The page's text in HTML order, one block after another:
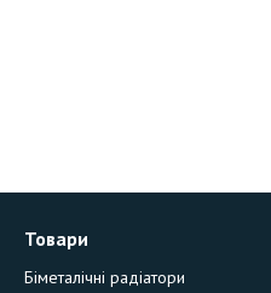
Товари
Біметалічні радіатори